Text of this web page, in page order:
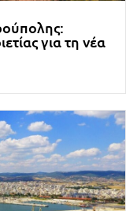
για τη νέα